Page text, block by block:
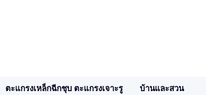
ตะแกรงเหล็กฉีกชุบ ตะแกรงเจาะรู บ้านและสวน